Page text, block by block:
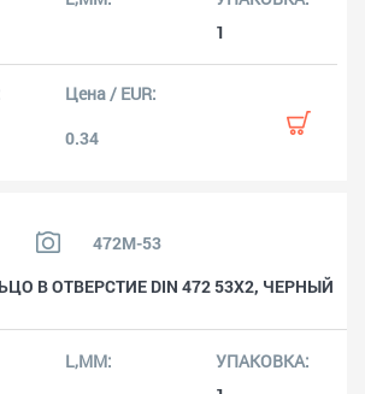
1
0.34
472M-53
В ОТВЕРСТИЕ DIN 472 53X2, ЧЕРНЫЙ